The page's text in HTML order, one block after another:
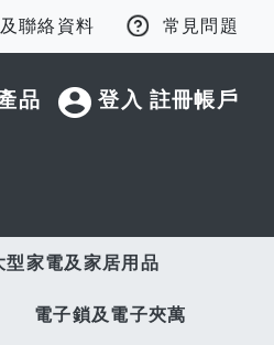
聯絡資料 常見問題
登入 註冊帳戶
品
型家電及家居用品
電子鎖及電子夾萬